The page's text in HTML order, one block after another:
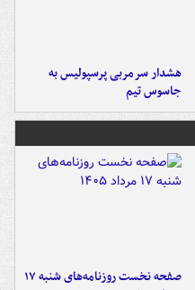
هشدار سرمربی پرسپولیس به
جاسوس تیم
صفحه نخست روزنامه‌های شنبه ۱۷